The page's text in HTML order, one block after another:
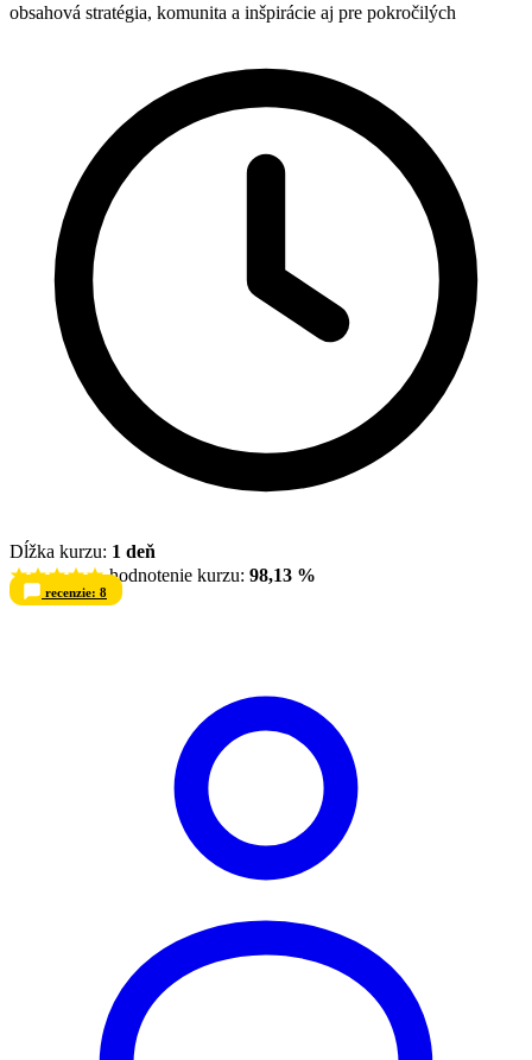
obsahová stratégia, komunita a inšpirácie aj pre pokročilých
Dĺžka kurzu: 1 deň
hodnotenie kurzu: 98,13 %
recenzie: 8